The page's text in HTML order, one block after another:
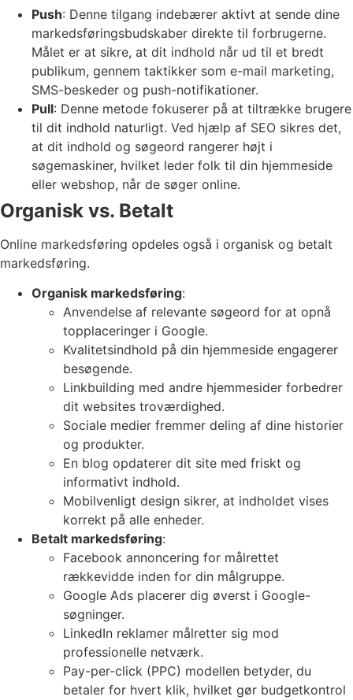
Push: Denne tilgang indebærer aktivt at sende dine
markedsføringsbudskaber direkte til forbrugerne.
Målet er at sikre, at dit indhold når ud til et bredt
publikum, gennem taktikker som e-mail marketing,
SMS-beskeder og push-notifikationer.
Pull: Denne metode fokuserer på at tiltrække brugere
til dit indhold naturligt. Ved hjælp af SEO sikres det,
at dit indhold og søgeord rangerer højt i
søgemaskiner, hvilket leder folk til din hjemmeside
eller webshop, når de søger online.
Organisk vs. Betalt
Online markedsføring opdeles også i organisk og betalt
markedsføring.
Organisk markedsføring:
Anvendelse af relevante søgeord for at opnå
topplaceringer i Google.
Kvalitetsindhold på din hjemmeside engagerer
besøgende.
Linkbuilding med andre hjemmesider forbedrer
dit websites troværdighed.
Sociale medier fremmer deling af dine historier
og produkter.
En blog opdaterer dit site med friskt og
informativt indhold.
Mobilvenligt design sikrer, at indholdet vises
korrekt på alle enheder.
Betalt markedsføring:
Facebook annoncering for målrettet
rækkevidde inden for din målgruppe.
Google Ads placerer dig øverst i Google-
søgninger.
LinkedIn reklamer målretter sig mod
professionelle netværk.
Pay-per-click (PPC) modellen betyder, du
betaler for hvert klik, hvilket gør budgetkontrol